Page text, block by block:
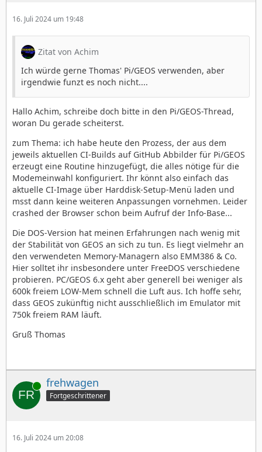
16. Juli 2024 um 19:48
Zitat von Achim
Ich würde gerne Thomas' Pi/GEOS verwenden, aber
irgendwie funzt es noch nicht....
Hallo Achim, schreibe doch bitte in den Pi/GEOS-Thread,
woran Du gerade scheiterst.
zum Thema: ich habe heute den Prozess, der aus dem
jeweils aktuellen CI-Builds auf GitHub Abbilder für Pi/GEOS
erzeugt eine Routine hinzugefügt, die alles nötige für die
Modemeinwahl konfiguriert. Ihr könnt also einfach das
aktuelle CI-Image über Harddisk-Setup-Menü laden und
msst dann keine weiteren Anpassungen vornehmen. Leider
crashed der Browser schon beim Aufruf der Info-Base...
Die DOS-Version hat meinen Erfahrungen nach wenig mit
der Stabilität von GEOS an sich zu tun. Es liegt vielmehr an
den verwendeten Memory-Managern also EMM386 & Co.
Hier solltet ihr insbesondere unter FreeDOS verschiedene
probieren. PC/GEOS 6.x geht aber generell bei weniger als
600k freiem LOW-Mem schnell die Luft aus. Ich hoffe sehr,
dass GEOS zukünftig nicht ausschließlich im Emulator mit
750k freiem RAM läuft.
Gruß Thomas
Online frehwagen
Fortgeschrittener
16. Juli 2024 um 20:08